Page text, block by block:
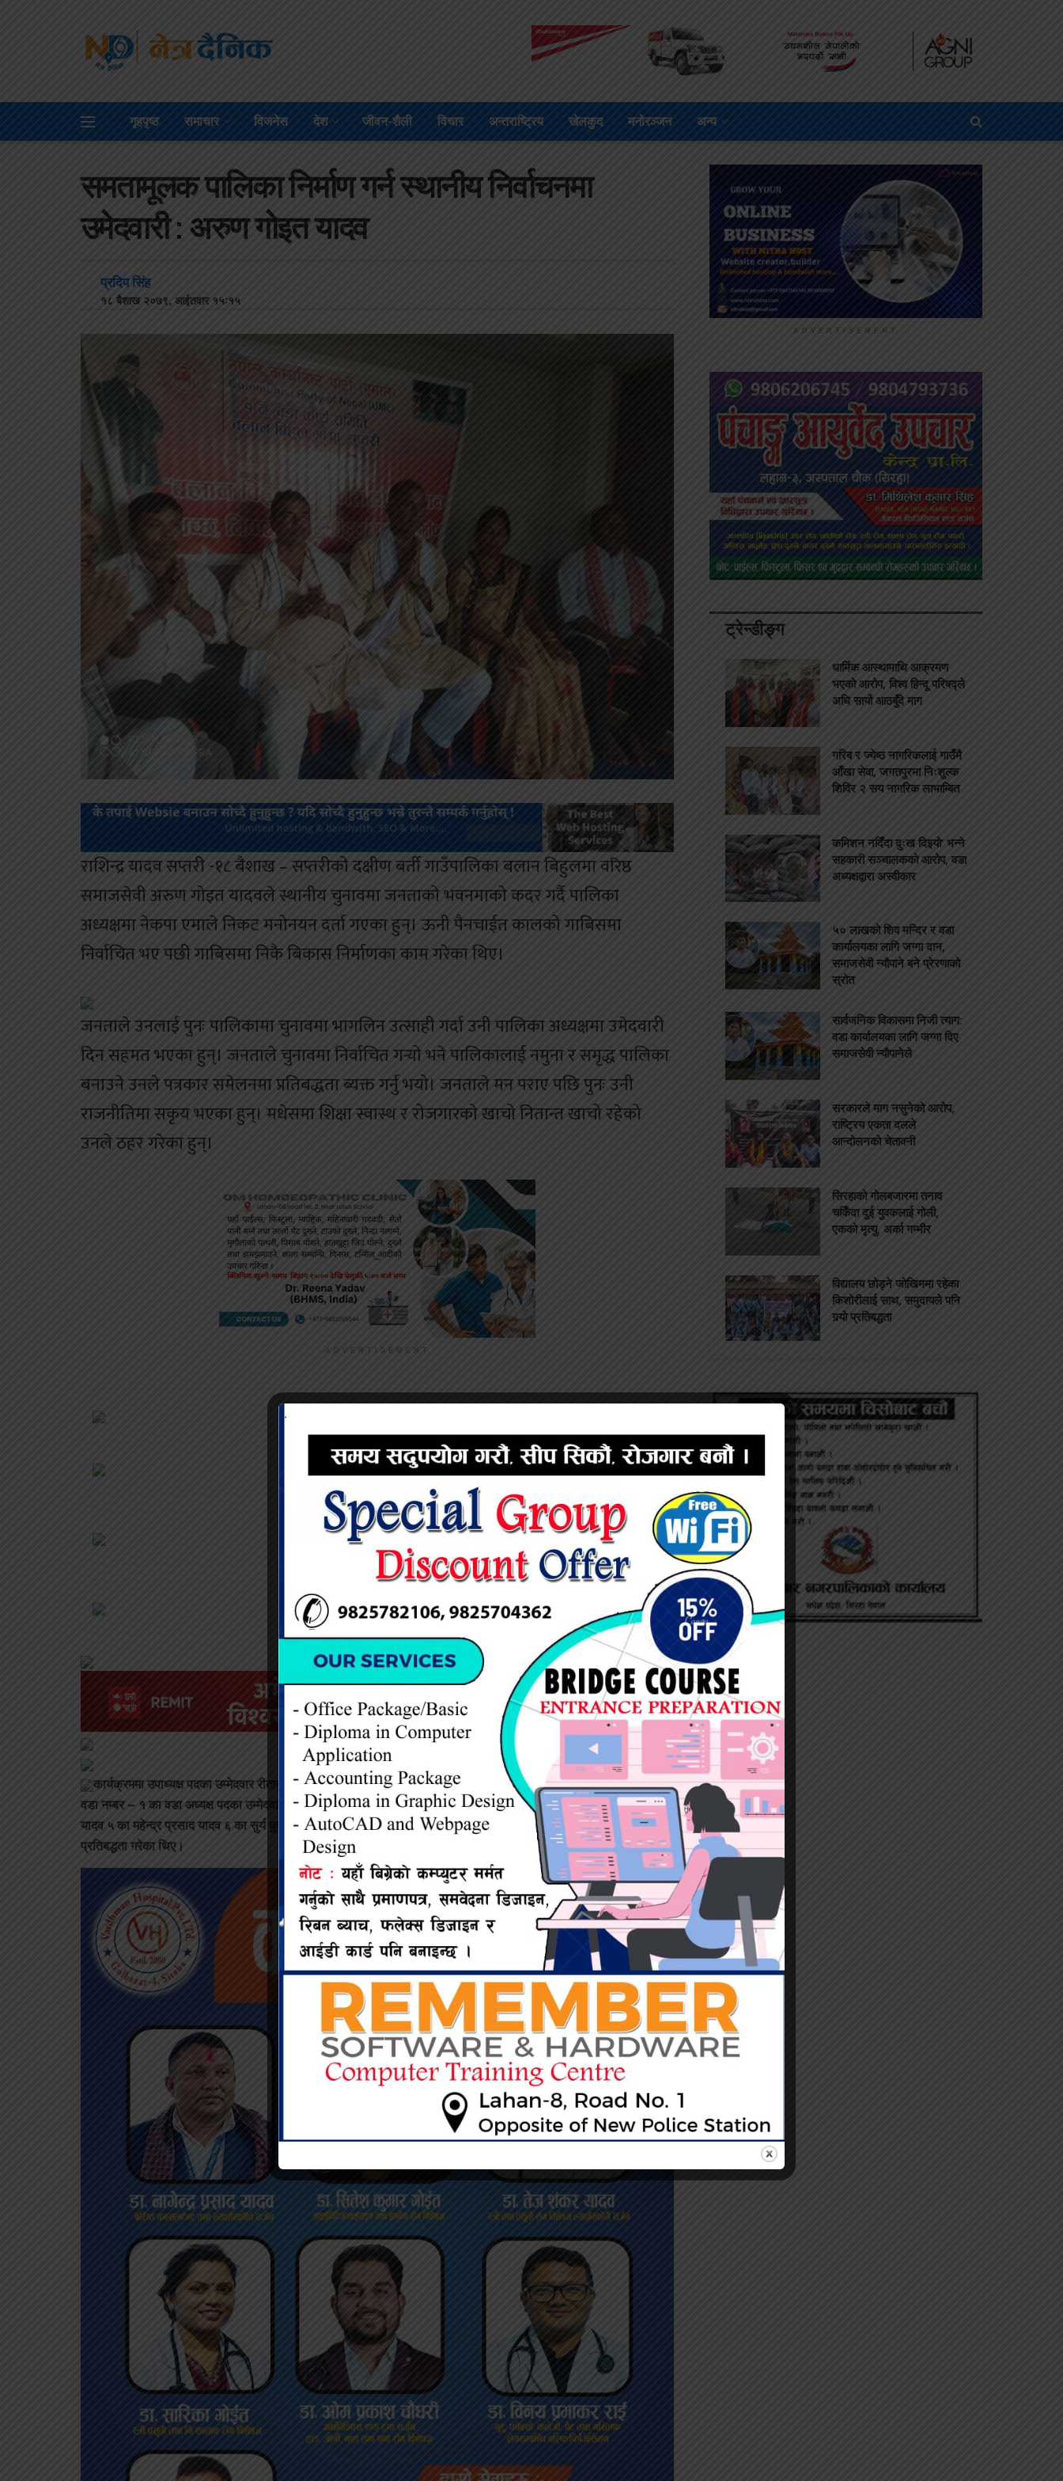
गृहपृष्ठ समाचार विजनेस देश जीवन-शैली विचार अन्तराष्ट्रिय खेलकुद मनोरञ्जन अन्य
समतामूलक पालिका निर्माण गर्न स्थानीय निर्वाचनमा
उमेदवारी : अरुण गोइत यादव
प्रदिप सिंह
१८ बैशाख २०७९, आईतवार १५:१५
राशिन्द्र यादव सप्तरी -१८ बैशाख – सप्तरीको दक्षीण बर्ती गाउँपालिका बलान बिहुलमा वरिष्ठ
समाजसेवी अरुण गोइत यादवले स्थानीय चुनावमा जनताको भवनमाको कदर गर्दै पालिका
अध्यक्षमा नेकपा एमाले निकट मनोनयन दर्ता गएका हुन्। ऊनी पैनचाईत कालको गाबिसमा
निर्वाचित भए पछी गाबिसमा निकै बिकास निर्माणका काम गरेका थिए।
जनताले उनलाई पुनः पालिकामा चुनावमा भागलिन उत्साही गर्दा उनी पालिका अध्यक्षमा उमेदवारी
दिन सहमत भएका हुन्। जनताले चुनावमा निर्वाचित गर्‍यो भने पालिकालाई नमुना र समृद्ध पालिका
बनाउने उनले पत्रकार समेलनमा प्रतिबद्धता ब्यक्त गर्नु भयो। जनताले मन पराए पछि पुनः उनी
राजनीतिमा सकृय भएका हुन्। मधेसमा शिक्षा स्वास्थ र रोजगारको खाचो नितान्त खाचो रहेको
उनले ठहर गरेका हुन्।
ADVERTISEMENT
कार्यक्रममा उपाध्यक्ष पदका उम्मेदवार रीताकुमारी यादवले विशेष गरि महिला हिंसा न्यूनीकरणका आगि आफ्नो उम्मेदवारी भएको बताए।
वडा नम्बर – १ का वडा अध्यक्ष पदका उम्मेदवार राम नारायण यादव २ का गौरी शंकर मण्डल ३ का रुद्र प्रसाद राय ४ का विरेन्द्र कुमार
यादव ५ का महेन्द्र प्रसाद यादव ६ का सुर्य कुमार दासलगायतले आफ्नो वडामा भएका विभिन्न समस्या सामाधान गर्न कहिले पछि नहट्ने
प्रतिबद्धता गरेका थिए।
ADVERTISEMENT
ट्रेन्डीङ्ग
धार्मिक आस्थामाथि आक्रमण
भएको आरोप, विश्व हिन्दू परिषद्ले
अघि सार्यो आठबुँदे माग
गरिब र ज्येष्ठ नागरिकलाई गाउँमै
आँखा सेवा, जगतपुरमा निःशुल्क
शिविर २ सय नागरिक लाभाम्बित
कमिशन नदिँदा दुःख दिइयो’ भन्ने
सहकारी सञ्चालकको आरोप, वडा
अध्यक्षद्वारा अस्वीकार
५० लाखको शिव मन्दिर र वडा
कार्यालयका लागि जग्गा दान,
समाजसेवी न्यौपाने बने प्रेरणाको
स्रोत
सार्वजनिक विकासमा निजी त्याग:
वडा कार्यालयका लागि जग्गा दिए
समाजसेवी न्यौपानेले
सरकारले माग नसुनेको आरोप,
राष्ट्रिय एकता दलले
आन्दोलनको चेतावनी
सिरहाको गोलबजारमा तनाव
चर्किँदा दुई युवकलाई गोली,
एकको मृत्यु, अर्का गम्भीर
विद्यालय छोड्ने जोखिममा रहेका
किशोरीलाई साथ, समुदायले पनि
गर्‍यो प्रतिबद्धता